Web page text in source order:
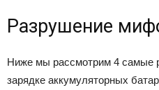
Разрушение
Ниже мы рассмотрим 4 самые
зарядке аккумуляторных